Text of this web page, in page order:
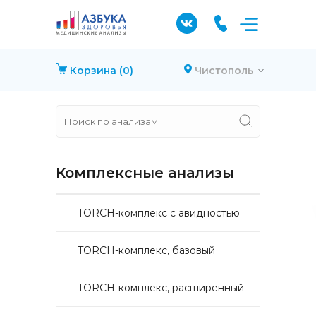
Корзина (0) Чистополь
Комплексные анализы
TORCH-комплекс с авидностью
TORCH-комплекс, базовый
TORCH-комплекс, расширенный